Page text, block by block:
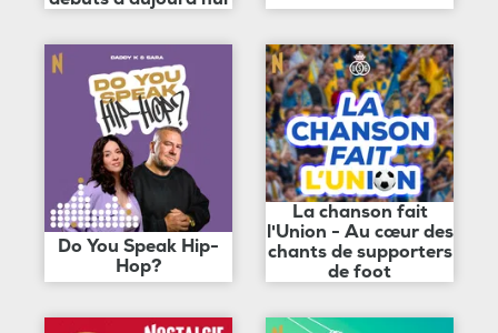
Do You Speak Hip-
Hop?
La chanson fait
l'Union - Au cœur des
chants de supporters
de foot